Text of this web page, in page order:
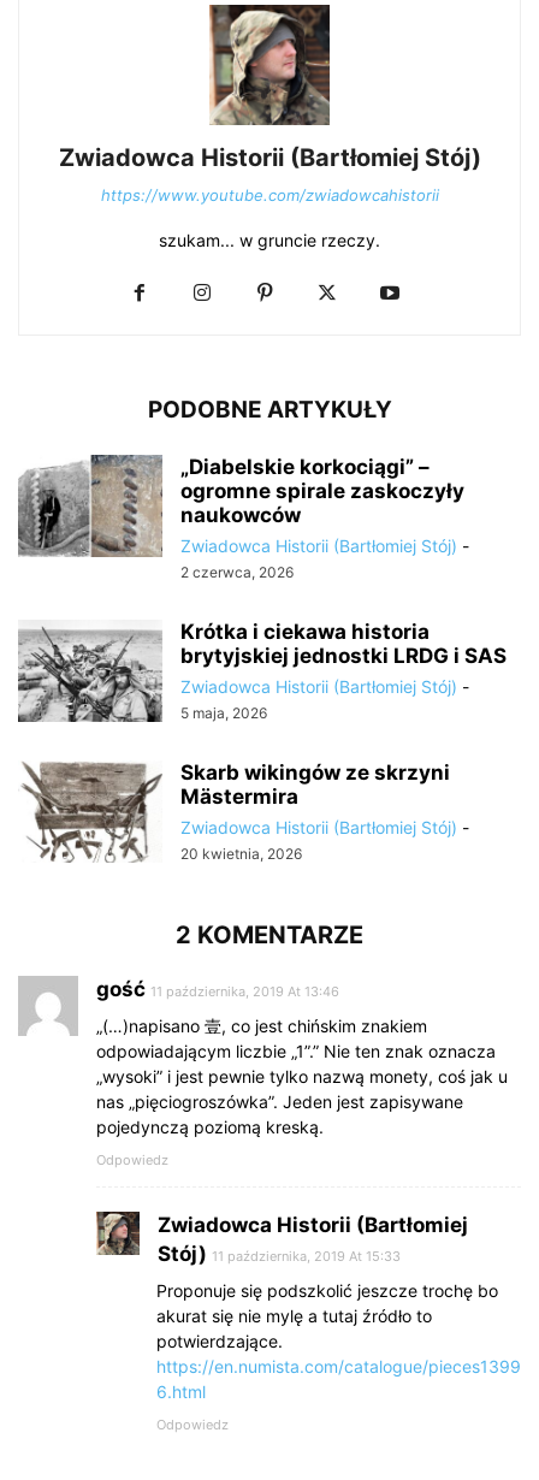
Zwiadowca Historii (Bartłomiej Stój)
https://www.youtube.com/zwiadowcahistorii
szukam... w gruncie rzeczy.
PODOBNE ARTYKUŁY
„Diabelskie korkociągi” –
ogromne spirale zaskoczyły
naukowców
Zwiadowca Historii (Bartłomiej Stój) -
2 czerwca, 2026
Krótka i ciekawa historia
brytyjskiej jednostki LRDG i SAS
Zwiadowca Historii (Bartłomiej Stój) -
5 maja, 2026
Skarb wikingów ze skrzyni
Mästermira
Zwiadowca Historii (Bartłomiej Stój) -
20 kwietnia, 2026
2 KOMENTARZE
gość 11 października, 2019 At 13:46
„(…)napisano 壹, co jest chińskim znakiem
odpowiadającym liczbie „1”.” Nie ten znak oznacza
„wysoki” i jest pewnie tylko nazwą monety, coś jak u
nas „pięciogroszówka”. Jeden jest zapisywane
pojedynczą poziomą kreską.
Odpowiedz
Zwiadowca Historii (Bartłomiej
Stój) 11 października, 2019 At 15:33
Proponuje się podszkolić jeszcze trochę bo
akurat się nie mylę a tutaj źródło to
potwierdzające.
https://en.numista.com/catalogue/pieces1399
6.html
Odpowiedz